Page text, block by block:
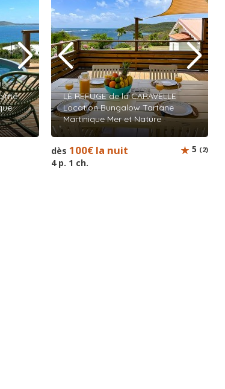
LE REFUGE de la CARAVELLE
Location Bungalow Tartane
Martinique Mer et Nature
dès 100€ la nuit
4 p. 1 ch.
5 (2)